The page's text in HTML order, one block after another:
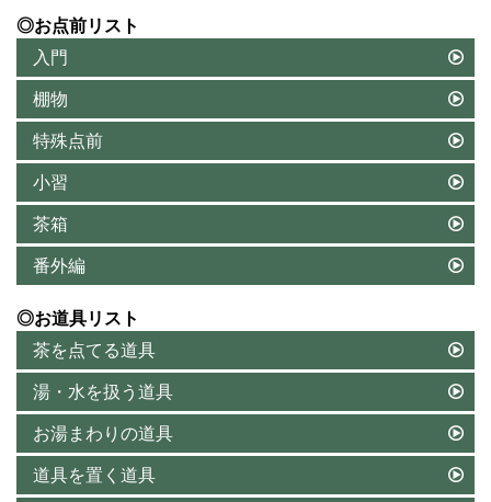
◎お点前リスト
入門
棚物
特殊点前
小習
茶箱
番外編
◎お道具リスト
茶を点てる道具
湯・水を扱う道具
お湯まわりの道具
道具を置く道具